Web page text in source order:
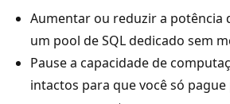
Aumentar ou reduzir a potência
um pool de SQL dedicado sem
Pause a capacidade de
intactos para que você só pague